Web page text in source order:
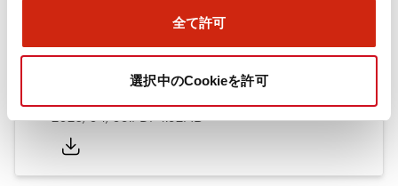
全て許可
選択中のCookieを許可
TWN/TWNDシリーズ コントロールユニット（2025
2026/04/09.PDF4.92MB